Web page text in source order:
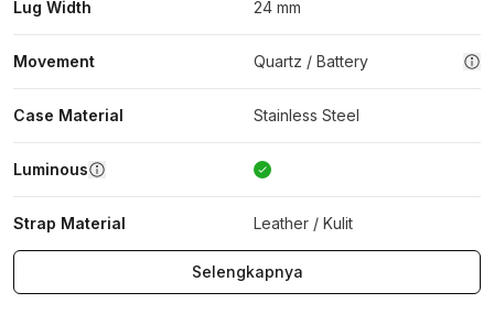
Lug Width 24 mm
Movement Quartz / Battery
Case Material Stainless Steel
Luminous
Strap Material Leather / Kulit
Selengkapnya